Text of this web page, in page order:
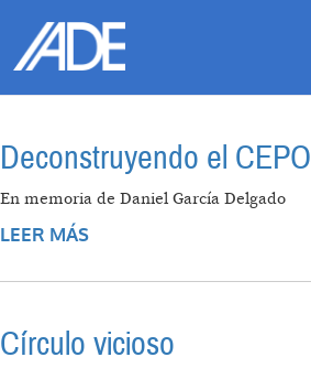
Deconstruyendo el CEPO
En memoria de Daniel García Delgado
LEER MÁS
Círculo vicioso